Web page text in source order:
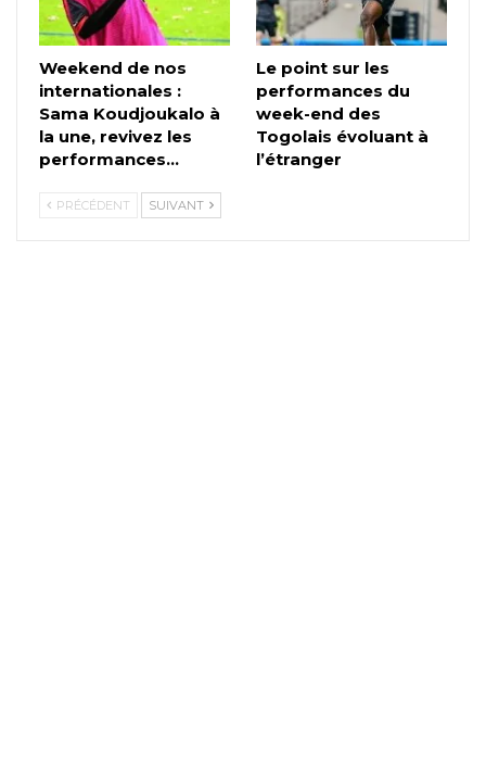
Weekend de nos
internationales :
Sama Koudjoukalo à
la une, revivez les
performances…
Le point sur les
performances du
week-end des
Togolais évoluant à
l’étranger
PRÉCÉDENT SUIVANT